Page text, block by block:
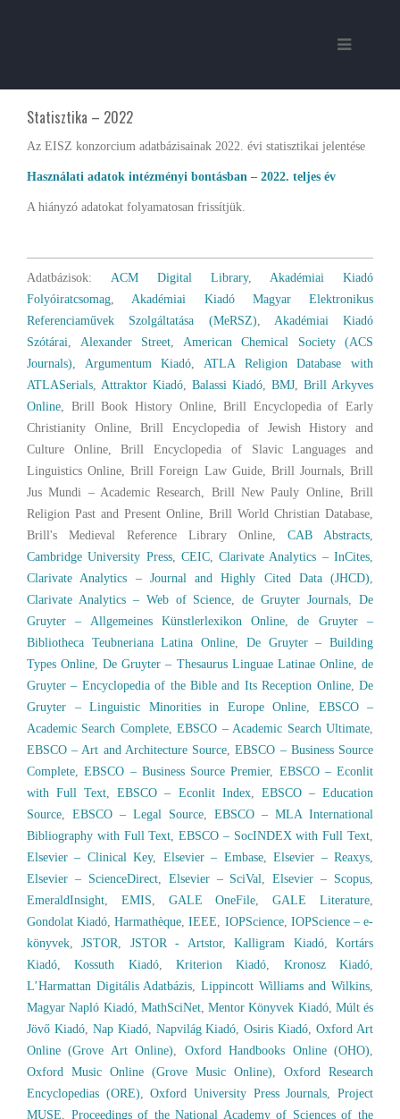
Statisztika – 2022
Az EISZ konzorcium adatbázisainak 2022. évi statisztikai jelentése
Használati adatok intézményi bontásban – 2022. teljes év
A hiányzó adatokat folyamatosan frissítjük.
Adatbázisok: ACM Digital Library, Akadémiai Kiadó
Folyóiratcsomag,Akadémiai Kiadó Magyar Elektronikus
Referenciaművek Szolgáltatása (MeRSZ), Akadémiai Kiadó
Szótárai, Alexander Street, American Chemical Society (ACS
Journals), Argumentum Kiadó,ATLA Religion Database with
ATLASerials, Attraktor Kiadó, Balassi Kiadó, BMJ, Brill Arkyves
Online, Brill Book History Online, Brill Encyclopedia of Early
Christianity Online, Brill Encyclopedia of Jewish History and
Culture Online, Brill Encyclopedia of Slavic Languages and
Linguistics Online, Brill Foreign Law Guide, Brill Journals, Brill
Jus Mundi – Academic Research, Brill New Pauly Online, Brill
Religion Past and Present Online, Brill World Christian Database,
Brill's Medieval Reference Library Online, CAB Abstracts,
Cambridge University Press, CEIC,Clarivate Analytics – InCites,
Clarivate Analytics – Journal and Highly Cited Data (JHCD),
Clarivate Analytics – Web of Science,de Gruyter Journals,De
Gruyter – Allgemeines Künstlerlexikon Online,de Gruyter –
Bibliotheca Teubneriana Latina Online, De Gruyter – Building
Types Online,De Gruyter – Thesaurus Linguae Latinae Online,de
Gruyter – Encyclopedia of the Bible and Its Reception Online,De
Gruyter – Linguistic Minorities in Europe Online, EBSCO –
Academic Search Complete,EBSCO – Academic Search Ultimate,
EBSCO – Art and Architecture Source,EBSCO – Business Source
Complete,EBSCO – Business Source Premier, EBSCO – Econlit
with Full Text,EBSCO – Econlit Index, EBSCO – Education
Source, EBSCO – Legal Source, EBSCO – MLA International
Bibliography with Full Text,EBSCO – SocINDEX with Full Text,
Elsevier – Clinical Key, Elsevier – Embase,Elsevier – Reaxys,
Elsevier – ScienceDirect, Elsevier – SciVal,Elsevier – Scopus,
EmeraldInsight, EMIS, GALE OneFile,GALE Literature,
Gondolat Kiadó,Harmathèque,IEEE, IOPScience, IOPScience – e-
könyvek,JSTOR, JSTOR - Artstor,Kalligram Kiadó,Kortárs
Kiadó,Kossuth Kiadó,Kriterion Kiadó, Kronosz Kiadó,
L’Harmattan Digitális Adatbázis,Lippincott Williams and Wilkins,
Magyar Napló Kiadó, MathSciNet, Mentor Könyvek Kiadó, Múlt és
Jövő Kiadó, Nap Kiadó, Napvilág Kiadó,Osiris Kiadó,Oxford Art
Online (Grove Art Online), Oxford Handbooks Online (OHO),
Oxford Music Online (Grove Music Online), Oxford Research
Encyclopedias (ORE),Oxford University Press Journals,Project
MUSE, Proceedings of the National Academy of Sciences of the